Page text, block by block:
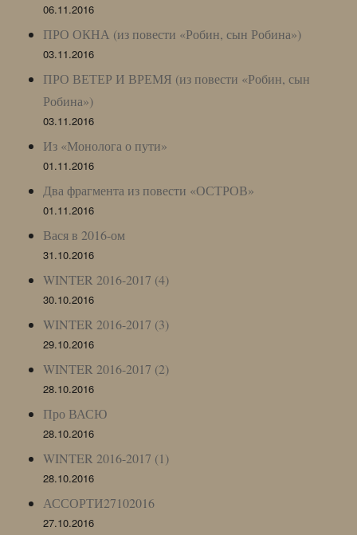
06.11.2016
ПРО ОКНА (из повести «Робин, сын Робина»)
03.11.2016
ПРО ВЕТЕР И ВРЕМЯ (из повести «Робин, сын
Робина»)
03.11.2016
Из «Монолога о пути»
01.11.2016
Два фрагмента из повести «ОСТРОВ»
01.11.2016
Вася в 2016-ом
31.10.2016
WINTER 2016-2017 (4)
30.10.2016
WINTER 2016-2017 (3)
29.10.2016
WINTER 2016-2017 (2)
28.10.2016
Про ВАСЮ
28.10.2016
WINTER 2016-2017 (1)
28.10.2016
АССОРТИ27102016
27.10.2016